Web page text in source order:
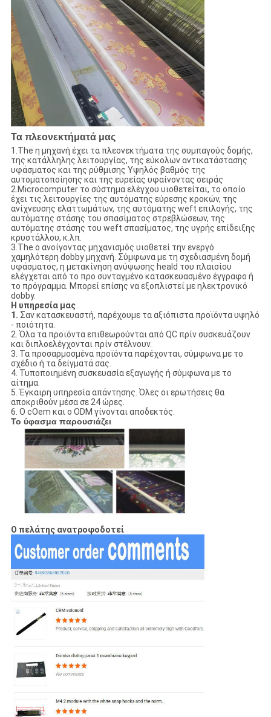
Τα πλεονεκτήματά μας
1.The η μηχανή έχει τα πλεονεκτήματα της συμπαγούς δομής,
της κατάλληλης λειτουργίας, της εύκολων αντικατάστασης
υφάσματος και της ρύθμισης Υψηλός βαθμός της
αυτοματοποίησης και της ευρείας υφαίνοντας σειράς
2.Microcomputer το σύστημα ελέγχου υιοθετείται, το οποίο
έχει τις λειτουργίες της αυτόματης εύρεσης κροκών, της
ανίχνευσης ελαττωμάτων, της αυτόματης weft επιλογής, της
αυτόματης στάσης του σπασίματος στρεβλώσεων, της
αυτόματης στάσης του weft σπασίματος, της υγρής επίδειξης
κρυστάλλου, κ.λπ.
3.The ο ανοίγοντας μηχανισμός υιοθετεί την ενεργό
χαμηλότερη dobby μηχανή. Σύμφωνα με τη σχεδιασμένη δομή
υφάσματος, η μετακίνηση ανύψωσης heald του πλαισίου
ελέγχεται από το προ συνταγμένο κατασκευασμένο έγγραφο ή
το πρόγραμμα. Μπορεί επίσης να εξοπλιστεί με ηλεκτρονικό
dobby.
Η υπηρεσία μας
1. Σαν κατασκευαστή, παρέχουμε τα αξιόπιστα προϊόντα υψηλό
- ποιότητα.
2. Όλα τα προϊόντα επιθεωρούνται από QC πρίν συσκευάζουν
και διπλοελέγχονται πρίν στέλνουν.
3. Τα προσαρμοσμένα προϊόντα παρέχονται, σύμφωνα με το
σχέδιο ή τα δείγματά σας.
4. Τυποποιημένη συσκευασία εξαγωγής ή σύμφωνα με το
αίτημα.
5. Έγκαιρη υπηρεσία απάντησης. Όλες οι ερωτήσεις θα
αποκριθούν μέσα σε 24 ώρες.
6. Ο cOem και ο ODM γίνονται αποδεκτός.
Το ύφασμα παρουσιάζει
Ο πελάτης ανατροφοδοτεί